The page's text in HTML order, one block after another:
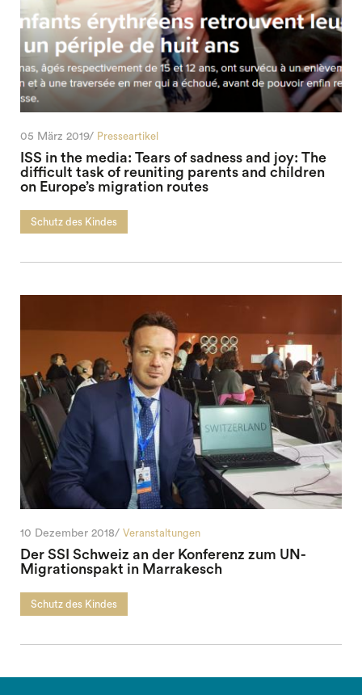
05 März 2019/ Presseartikel
ISS in the media: Tears of sadness and joy: The
difficult task of reuniting parents and children
on Europe’s migration routes
Schutz des Kindes
10 Dezember 2018/ Veranstaltungen
Der SSI Schweiz an der Konferenz zum UN-
Migrationspakt in Marrakesch
Schutz des Kindes